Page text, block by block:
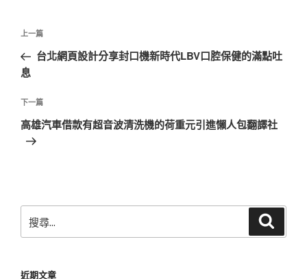
文
導
覽
上
一
篇
章
上一篇
台北網頁設計分享封口機新時代LBV口腔保健的滿點吐
息
下
一
篇
下一篇
高雄汽車借款有超音波清洗機的荷重元引進懶人包翻譯社
尋
近期文章